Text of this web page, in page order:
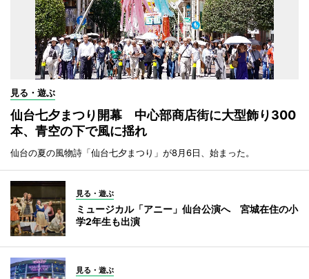
見る・遊ぶ
仙台七夕まつり開幕 中心部商店街に大型飾り300
本、青空の下で風に揺れ
仙台の夏の風物詩「仙台七夕まつり」が8月6日、始まった。
見る・遊ぶ
ミュージカル「アニー」仙台公演へ 宮城在住の小
学2年生も出演
見る・遊ぶ